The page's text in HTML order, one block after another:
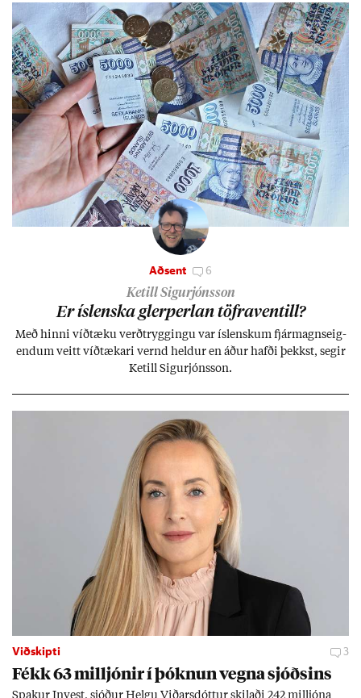
Aðsent 6
Ketill Sigurjónsson
Er ís­lenska glerperl­an töfra­ventill?
Með hinni víð­tæku verð­trygg­ingu var ís­lensk­um fjár­magns­eig­
end­um veitt víð­tæk­ari vernd held­ur en áð­ur hafði þekkst, seg­ir
Ketill Sig­ur­jóns­son.
Viðskipti 3
Fékk 63 millj­ón­ir í þókn­un vegna sjóðs­ins
Spak­ur In­vest, sjóð­ur Helgu Við­ars­dótt­ur skil­aði 242 millj­óna